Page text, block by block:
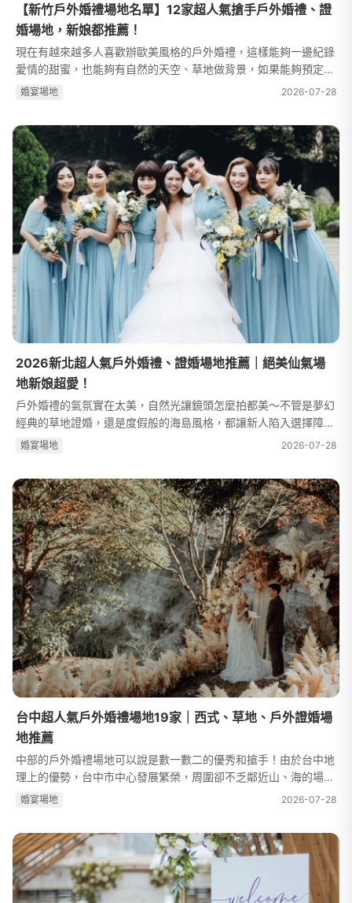
【新竹戶外婚禮場地名單】12家超人氣搶手戶外婚禮、證
婚場地，新娘都推薦！
現在有越來越多人喜歡辦歐美風格的戶外婚禮，這樣能夠一邊紀錄
愛情的甜蜜，也能夠有自然的天空、草地做背景，如果能夠預定到
傍晚時分，還可以跟夕陽一起入鏡呢！在戶外婚禮拍攝出來的照片
婚宴場地 2026-07-28
2026新北超人氣戶外婚禮、證婚場地推薦｜絕美仙氣場
地新娘超愛！
戶外婚禮的氣氛實在太美，自然光讓鏡頭怎麼拍都美～不管是夢幻
經典的草地證婚，還是度假般的海島風格，都讓新人陷入選擇障
礙！上次介紹了台北市戶外婚禮場地推薦之後，就有人在問新北市
婚宴場地 2026-07-28
台中超人氣戶外婚禮場地19家｜西式、草地、戶外證婚場
地推薦
中部的戶外婚禮場地可以說是數一數二的優秀和搶手！由於台中地
理上的優勢，台中市中心發展繁榮，周圍卻不乏鄰近山、海的場
地，交通更是相當便利，相較於北部的戶外婚禮場地，台中戶外婚
婚宴場地 2026-07-28